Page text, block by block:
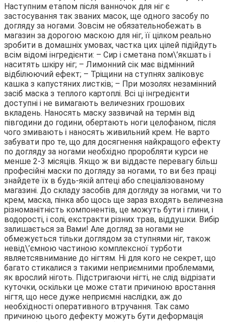
Наступним етапом після ванночок для ніг є
застосування так званих масок, ще одного засобу по
догляду за ногами. Зовсім не обязательнобежать в
магазин за дорогою маскою для ніг, її цілком реально
зробити в домашніх умовах, частка цих цілей підійдуть
всім відомі інгредієнти: – Сир і сметана пом\’якшать і
наситять шкіру ніг; – Лимонний сік має відмінний
відбілюючий ефект; – Тріщини на ступнях заліковує
кашка з капустяних листків; – При мозолях незамінний
засіб маска з теплого картоплі. Всі ці інгредієнти
доступні і не вимагають величезних грошових
вкладень. Наносять маску зазвичай на термін від
півгодини до години, обертають ноги целофаном, після
чого змивають і наносять живильний крем. Не варто
забувати про те, що для досягнення найкращого ефекту
по догляду за ногами необхідно проробляти курси не
менше 2-3 місяців. Якщо ж ви віддасте перевагу більш
професійні маски по догляду за ногами, то ви без праці
знайдете їх в будь-якій аптеці або спеціалізованому
магазині. До складу засобів для догляду за ногами, чи то
крем, маска, пінка або щось ще зараз входять величезна
різноманітність компонентів, це можуть бути і глини, і
водорості, і солі, екстракти різних трав, віддушки. Вибір
залишається за Вами! Але догляд за ногами не
обмежується тільки доглядом за ступнями ніг, також
невід\’ємною частиною комплексної турботи
являетсявнимание до нігтям. Ні для кого не секрет, що
багато стикалися з такими неприємними проблемами,
як врослий ніготь. Підстригаючи нігті, не слід відрізати
куточки, оскільки це може стати причиною вростання
нігтя, що несе дуже неприємні наслідки, аж до
необхідності оперативного втручання. Так само
причиною цього дефекту можуть бути деформація